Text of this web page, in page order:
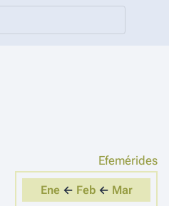
Efemérides
Ene← Feb← Mar